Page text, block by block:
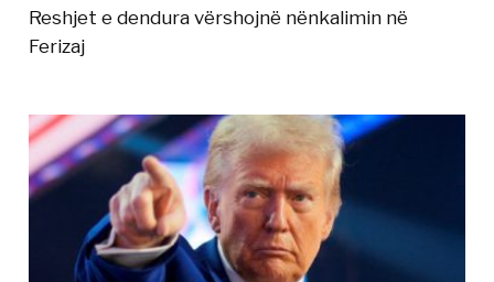
Reshjet e dendura vërshojnë nënkalimin në
Ferizaj